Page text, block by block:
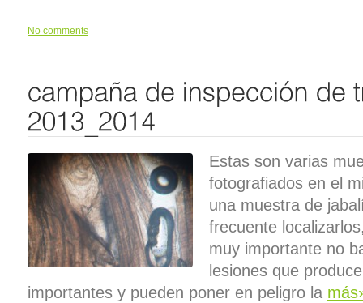
No comments
Estas son varias
fotografiados en el
una muestra de
frecuente
muy importante no
lesiones que
importantes y pueden poner en peligro la